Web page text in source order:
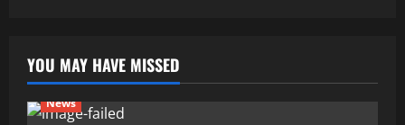
YOU MAY HAVE MISSED
News